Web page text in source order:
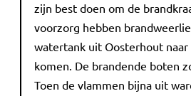
zijn best doen om de
voorzorg hebben
watertank uit Oosterhout naar
komen. De brandende boten
Toen de vlammen bijna uit